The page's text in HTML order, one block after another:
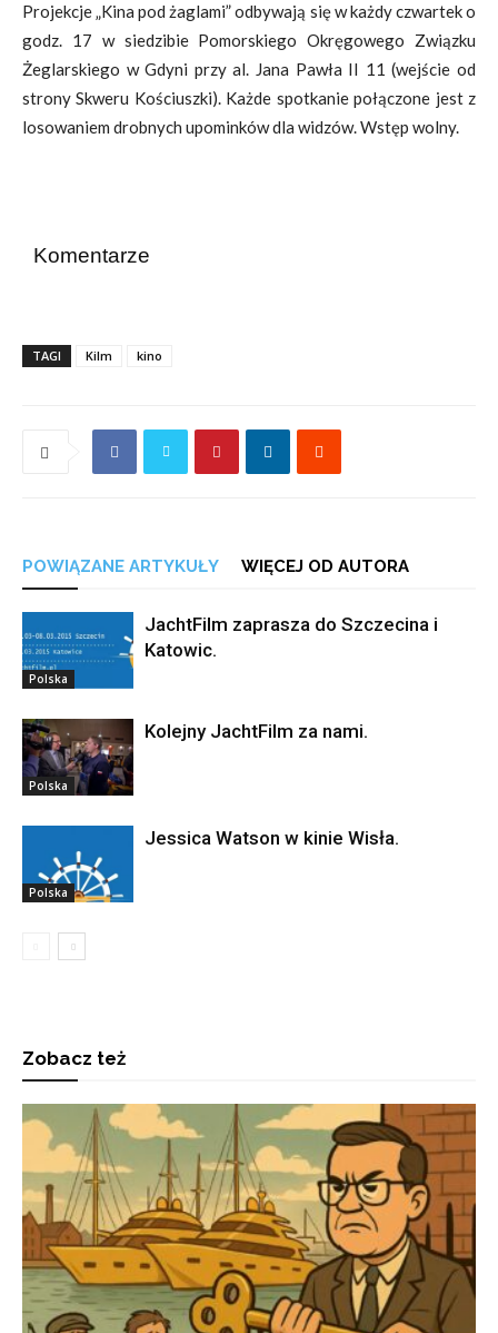
Projekcje „Kina pod żaglami” odbywają się w każdy czwartek o
godz. 17 w siedzibie Pomorskiego Okręgowego Związku
Żeglarskiego w Gdyni przy al. Jana Pawła II 11 (wejście od
strony Skweru Kościuszki). Każde spotkanie połączone jest z
losowaniem drobnych upominków dla widzów. Wstęp wolny.
Komentarze
TAGI Kilm kino
POWIĄZANE ARTYKUŁY WIĘCEJ OD AUTORA
Polska
JachtFilm zaprasza do Szczecina i
Katowic.
Polska
Kolejny JachtFilm za nami.
Polska
Jessica Watson w kinie Wisła.
Zobacz też